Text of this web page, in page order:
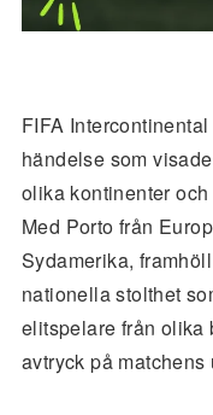
FIFA
händelse som
olika kontinenter
Med Porto från
Sydamerika,
nationella stolthet
elitspelare från olika
avtryck på matchens